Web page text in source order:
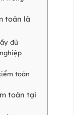
toán là
đủ
toán
toán tại